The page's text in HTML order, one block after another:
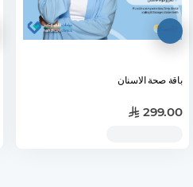
باقة صحة الاسنان
299.00